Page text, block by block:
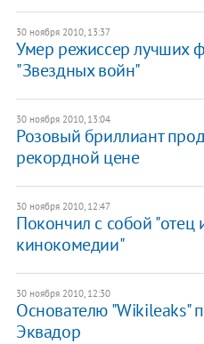
30 ноября 2010, 13:37
Умер режиссер лучших
"Звездных войн"
30 ноября 2010, 13:04
Розовый бриллиант
рекордной цене
30 ноября 2010, 12:47
Покончил с собой "отец
кинокомедии"
30 ноября 2010, 12:30
Основателю "Wikileaks"
Эквадор